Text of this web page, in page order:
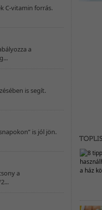
C-vitamin forrás.
a
is segít.
is jól jön.
a